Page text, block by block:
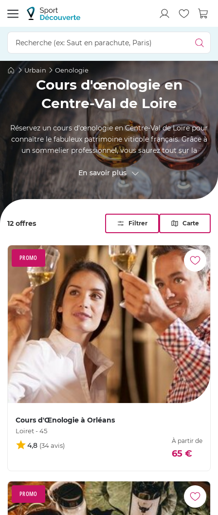
Urbain Oenologie
Cours d'œnologie en
Centre-Val de Loire
Réservez un cours d'œnologie en Centre-Val de Loire pour
connaître le fabuleux patrimoine viticole français. Grâce à
un sommelier professionnel, vous saurez tout sur la
dégustation de vin, ainsi que les accords parfaits avec le
poisson, la viande, le fromage ou les desserts. Cette
initiation à l'œnologie s’accompagne aussi d’un
apprentissage sur les divers terroirs, cépages, robes et
réserver votre stage œnologie ?
En savoir plus
12 offres Filtrer Carte
PROMO
Cours d'Œnologie à Orléans
Loiret - 45
4,8
À partir de
65 €
PROMO